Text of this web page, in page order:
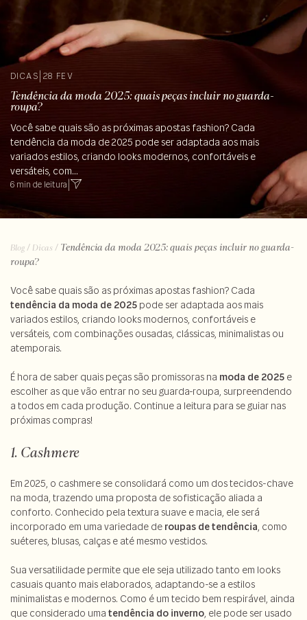
DICAS 28 FEV
Tendência da moda 2025: quais peças incluir no guarda-
roupa?
Você sabe quais são as próximas apostas fashion? Cada
tendência da moda de 2025 pode ser adaptada aos mais
variados estilos, criando looks modernos, confortáveis e
versáteis, com...
6 min de leitura
Blog / Dicas / Tendência da moda 2025: quais peças incluir no guarda-
roupa?
Você sabe quais são as próximas apostas fashion? Cada
tendência da moda de 2025 pode ser adaptada aos mais
variados estilos, criando looks modernos, confortáveis e
versáteis, com combinações ousadas, clássicas, minimalistas ou
atemporais.
É hora de saber quais peças são promissoras na moda de 2025 e
escolher as que vão entrar no seu guarda-roupa, surpreendendo
a todos em cada produção. Continue a leitura para se guiar nas
próximas compras!
1. Cashmere
Em 2025, o cashmere se consolidará como um dos tecidos-chave
na moda, trazendo uma proposta de sofisticação aliada a
conforto. Conhecido pela textura suave e macia, ele será
incorporado em uma variedade de roupas de tendência, como
suéteres, blusas, calças e até mesmo vestidos.
Sua versatilidade permite que ele seja utilizado tanto em looks
casuais quanto mais elaborados, adaptando-se a estilos
minimalistas e modernos. Como é um tecido bem respirável, ainda
que considerado uma tendência do inverno, ele pode ser usado